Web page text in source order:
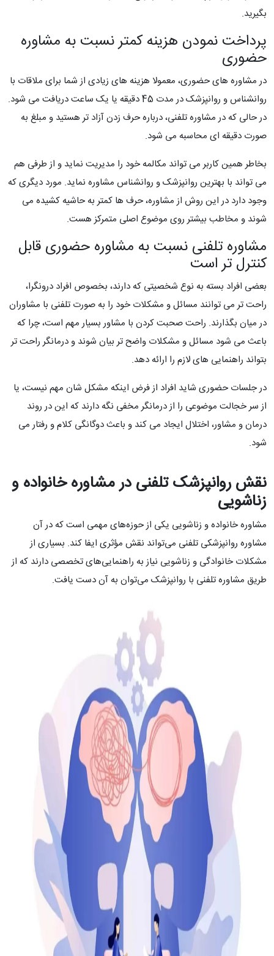
بگیرید.
پرداخت نمودن هزینه کمتر نسبت به مشاوره
حضوری
در مشاوره های حضوری، معمولا هزینه های زیادی از شما برای ملاقات با
روانشناس و روانپزشک در مدت 45 دقیقه یا یک ساعت دریافت می شود.
در حالی که در مشاوره تلفنی، درباره حرف زدن آزاد تر هستید و مبلغ به
صورت دقیقه ای محاسبه می شود.
بخاطر همین کاربر می تواند مکالمه خود را مدیریت نماید و از طرفی هم
می تواند با بهترین روانپزشک و روانشناس مشاوره نماید. مورد دیگری که
وجود دارد در این روش از مشاوره، حرف ها کمتر به حاشیه کشیده می
شوند و مخاطب بیشتر روی موضوع اصلی متمرکز هست.
مشاوره تلفنی نسبت به مشاوره حضوری قابل
کنترل تر است
بعضی افراد بسته به نوع شخصیتی که دارند، بخصوص افراد درونگرا،
راحت تر می توانند مسائل و مشکلات خود را به صورت تلفنی با مشاوران
در میان بگذارند. راحت صحبت کردن با مشاور بسیار مهم است، چرا که
باعث می شود مسائل و مشکلات واضح تر بیان شوند و درمانگر راحت تر
بتواند راهنمایی های لازم را ارائه دهد.
در جلسات حضوری شاید افراد از فرض اینکه مشکل شان مهم نیست، یا
از سر خجالت موضوعی را از درمانگر مخفی نگه دارند که این در روند
درمان و مشاور، اختلال ایجاد می کند و باعث دوگانگی کلام و رفتار می
شود.
نقش روانپزشک تلفنی در مشاوره خانواده و
زناشویی
مشاوره خانواده و زناشویی یکی از حوزه‌های مهمی است که در آن
مشاوره روانپزشکی تلفنی می‌تواند نقش مؤثری ایفا کند. بسیاری از
مشکلات خانوادگی و زناشویی نیاز به راهنمایی‌های تخصصی دارند که از
طریق مشاوره تلفنی با روانپزشک می‌توان به آن دست یافت.